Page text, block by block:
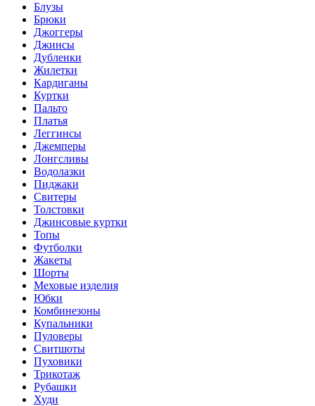
Блузы
Брюки
Джоггеры
Джинсы
Дубленки
Жилетки
Кардиганы
Куртки
Пальто
Платья
Леггинсы
Джемперы
Лонгсливы
Водолазки
Пиджаки
Свитеры
Толстовки
Джинсовые куртки
Топы
Футболки
Жакеты
Шорты
Меховые изделия
Юбки
Комбинезоны
Купальники
Пуловеры
Свитшоты
Пуховики
Трикотаж
Рубашки
Худи